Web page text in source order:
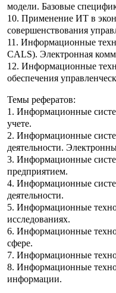
модели. Базовые
10. Применение ИТ в
совершенствования
11. Информационные
CALS). Электронная
12. Информационные
обеспечения
Темы рефератов:
1. Информационные
учете.
2. Информационные
деятельности.
3. Информационные
предприятием.
4. Информационные
деятельности.
5. Информационные
исследованиях.
6. Информационные
сфере.
7. Информационные
8. Информационные
информации.